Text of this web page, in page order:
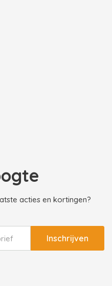
acties en kortingen?
Inschrijven